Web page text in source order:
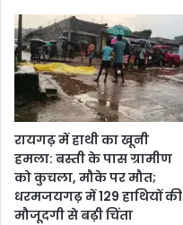
रायगढ़ में हाथी का खूनी
हमला: बस्ती के पास ग्रामीण
को कुचला, मौके पर मौत;
धरमजयगढ़ में 129 हाथियों की
मौजूदगी से बढ़ी चिंता